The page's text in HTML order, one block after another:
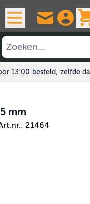
13:00 besteld, zelfde
mm
21464